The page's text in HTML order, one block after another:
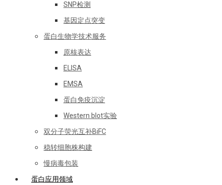
SNP检测
基因定点突变
蛋白生物学技术服务
原核表达
ELISA
EMSA
蛋白免疫沉淀
Western blot实验
双分子荧光互补BiFC
稳转细胞株构建
慢病毒包装
蛋白应用领域